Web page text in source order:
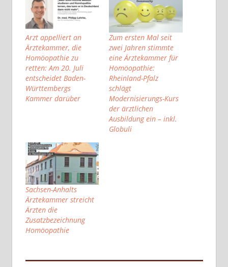
Arzt appelliert an
Ärztekammer, die
Homöopathie zu
retten: Am 20. Juli
entscheidet Baden-
Württembergs
Kammer darüber
Zum ersten Mal seit
zwei Jahren stimmte
eine Ärztekammer für
Homöopathie:
Rheinland-Pfalz
schlägt
Modernisierungs-Kurs
der ärztlichen
Ausbildung ein – inkl.
Globuli
Sachsen-Anhalts
Ärztekammer streicht
Ärzten die
Zusatzbezeichnung
Homöopathie